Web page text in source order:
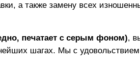
а также замену всех
печатает с серым фоном),
шагах. Мы с